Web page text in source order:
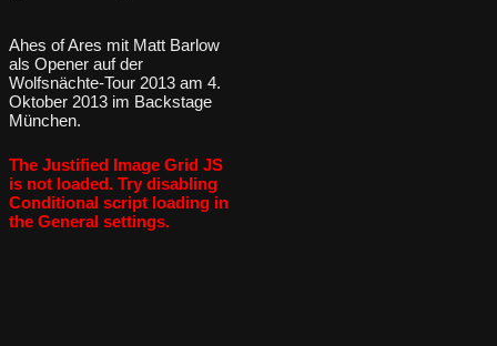
Ahes of Ares mit Matt Barlow
als Opener auf der
Wolfsnächte-Tour 2013 am 4.
Oktober 2013 im Backstage
München.
The Justified Image Grid JS
is not loaded. Try disabling
Conditional script loading in
the General settings.